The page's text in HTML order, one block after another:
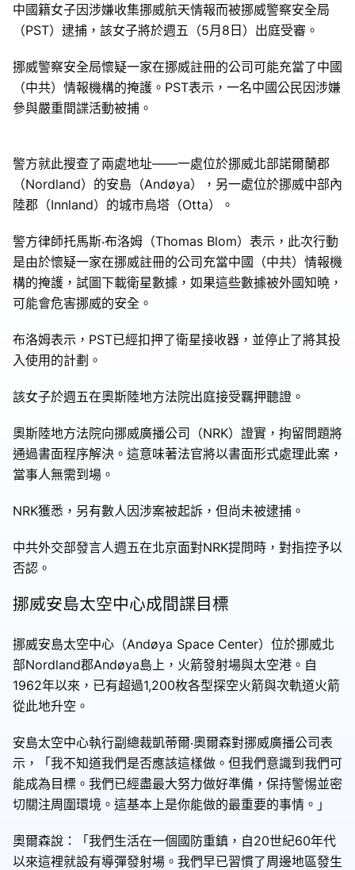
中國籍女子因涉嫌收集挪威航天情報而被挪威警察安全局
（PST）逮捕，該女子將於週五（5月8日）出庭受審。
挪威警察安全局懷疑一家在挪威註冊的公司可能充當了中國
（中共）情報機構的掩護。PST表示，一名中國公民因涉嫌
參與嚴重間諜活動被捕。
警方就此搜查了兩處地址——一處位於挪威北部諾爾蘭郡
（Nordland）的安島（Andøya），另一處位於挪威中部內
陸郡（Innland）的城市烏塔（Otta）。
警方律師托馬斯‧布洛姆（Thomas Blom）表示，此次行動
是由於懷疑一家在挪威註冊的公司充當中國（中共）情報機
構的掩護，試圖下載衛星數據，如果這些數據被外國知曉，
可能會危害挪威的安全。
布洛姆表示，PST已經扣押了衛星接收器，並停止了將其投
入使用的計劃。
該女子於週五在奧斯陸地方法院出庭接受羈押聽證。
奧斯陸地方法院向挪威廣播公司（NRK）證實，拘留問題將
通過書面程序解決。這意味著法官將以書面形式處理此案，
當事人無需到場。
NRK獲悉，另有數人因涉案被起訴，但尚未被逮捕。
中共外交部發言人週五在北京面對NRK提問時，對指控予以
否認。
挪威安島太空中心成間諜目標
挪威安島太空中心（Andøya Space Center）位於挪威北
部Nordland郡Andøya島上，火箭發射場與太空港。自
1962年以來，已有超過1,200枚各型探空火箭與次軌道火箭
從此地升空。
安島太空中心執行副總裁凱蒂爾‧奧爾森對挪威廣播公司表
示，「我不知道我們是否應該這樣做。但我們意識到我們可
能成為目標。我們已經盡最大努力做好準備，保持警惕並密
切關注周圍環境。這基本上是你能做的最重要的事情。」
奧爾森說：「我們生活在一個國防重鎮，自20世紀60年代
以來這裡就設有導彈發射場。我們早已習慣了周邊地區發生